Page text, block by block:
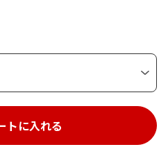
トに入れる